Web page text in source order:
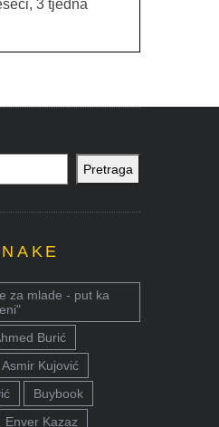
3 tjedna
Pretraga
za mlade - put ka
Burić
Asmir Kujović
Buybook
Enver Kazaz